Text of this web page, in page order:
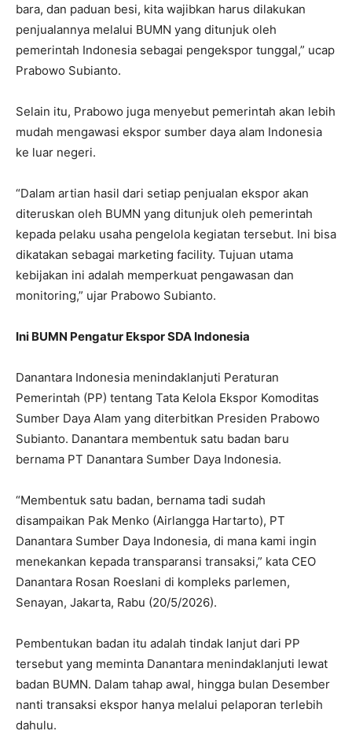
bara, dan paduan besi, kita wajibkan harus dilakukan
penjualannya melalui BUMN yang ditunjuk oleh
pemerintah Indonesia sebagai pengekspor tunggal,” ucap
Prabowo Subianto.
Selain itu, Prabowo juga menyebut pemerintah akan lebih
mudah mengawasi ekspor sumber daya alam Indonesia
ke luar negeri.
“Dalam artian hasil dari setiap penjualan ekspor akan
diteruskan oleh BUMN yang ditunjuk oleh pemerintah
kepada pelaku usaha pengelola kegiatan tersebut. Ini bisa
dikatakan sebagai marketing facility. Tujuan utama
kebijakan ini adalah memperkuat pengawasan dan
monitoring,” ujar Prabowo Subianto.
Ini BUMN Pengatur Ekspor SDA Indonesia
Danantara Indonesia menindaklanjuti Peraturan
Pemerintah (PP) tentang Tata Kelola Ekspor Komoditas
Sumber Daya Alam yang diterbitkan Presiden Prabowo
Subianto. Danantara membentuk satu badan baru
bernama PT Danantara Sumber Daya Indonesia.
“Membentuk satu badan, bernama tadi sudah
disampaikan Pak Menko (Airlangga Hartarto), PT
Danantara Sumber Daya Indonesia, di mana kami ingin
menekankan kepada transparansi transaksi,” kata CEO
Danantara Rosan Roeslani di kompleks parlemen,
Senayan, Jakarta, Rabu (20/5/2026).
Pembentukan badan itu adalah tindak lanjut dari PP
tersebut yang meminta Danantara menindaklanjuti lewat
badan BUMN. Dalam tahap awal, hingga bulan Desember
nanti transaksi ekspor hanya melalui pelaporan terlebih
dahulu.